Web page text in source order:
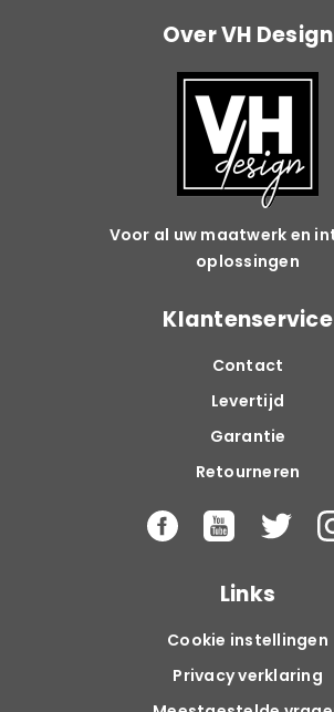
Over VH Design
Voor al uw maatwerk en
oplossingen
Klantenservice
Contact
Levertijd
Garantie
Retourneren
Links
Cookie instellingen
Privacy verklaring